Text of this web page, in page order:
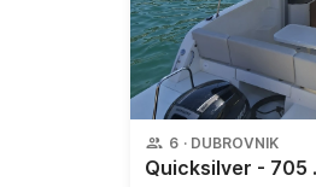
6 · DUBROVNIK